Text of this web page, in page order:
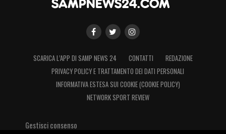
SCARICA L’APP DI SAMP NEWS 24 CONTATTI
REDAZIONE
PRIVACY POLICY E TRATTAMENTO DEI DATI PERSONALI
INFORMATIVA ESTESA SUI COOKIE (COOKIE POLICY)
NETWORK SPORT REVIEW
Gestisci consenso